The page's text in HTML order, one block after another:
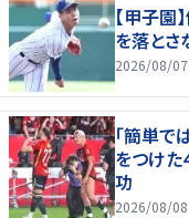
【甲子園
を落とさ
2026/08/
「簡単で
をつけ
功
2026/08/